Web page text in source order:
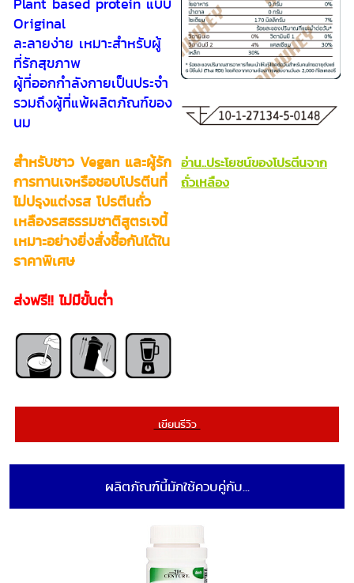
Original
ละลายง่าย เหมาะสำหรับผู้
ที่รักสุขภาพ
ผู้ที่ออกกำลังกายเป็นประจำ
รวมถึงผู้ที่แพ้ผลิตภัณฑ์ของ
นม
สำหรับชาว Vegan และผู้รัก
การทานเจหรือชอบโปรตีนที่
ไม่ปรุงแต่งรส โปรตีนถั่ว
เหลืองรสธรรมชาติสูตรเจนี้
เหมาะอย่างยิ่งสั่งซื้อกันได้ใน
ราคาพิเศษ
ส่งฟรี!! ไม่มีขั้นต่ำ
อ่าน..ประโยชน์ของโปรตีนจาก
ถั่วเหลือง
เขียนรีวิว
ผลิตภัณฑ์นี้มักใช้ควบคู่กับ...